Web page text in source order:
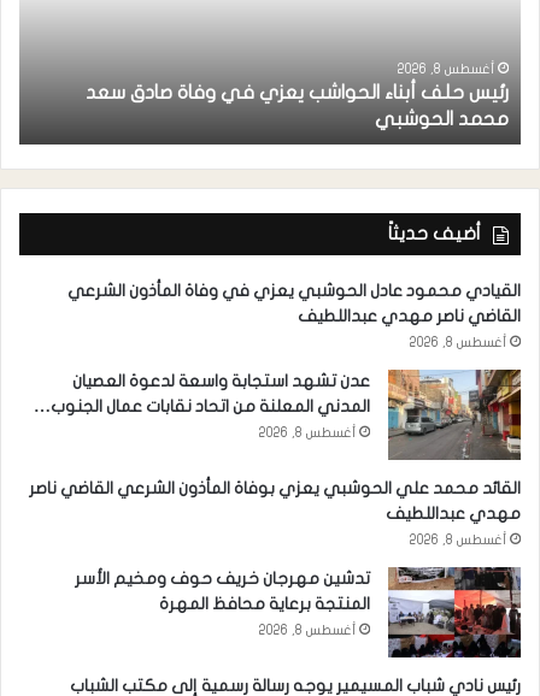
أغسطس 8, 2026
رئيس حلف أبناء الحواشب يعزي في وفاة صادق سعد
محمد الحوشبي
أضيف حديثاً
القيادي محمود عادل الحوشبي يعزي في وفاة المأذون الشرعي
القاضي ناصر مهدي عبداللطيف
أغسطس 8, 2026
عدن تشهد استجابة واسعة لدعوة العصيان
المدني المعلنة من اتحاد نقابات عمال الجنوب…
أغسطس 8, 2026
القائد محمد علي الحوشبي يعزي بوفاة المأذون الشرعي القاضي ناصر
مهدي عبداللطيف
أغسطس 8, 2026
تدشين مهرجان خريف حوف ومخيم الأسر
المنتجة برعاية محافظ المهرة
أغسطس 8, 2026
رئيس نادي شباب المسيمير يوجه رسالة رسمية إلى مكتب الشباب